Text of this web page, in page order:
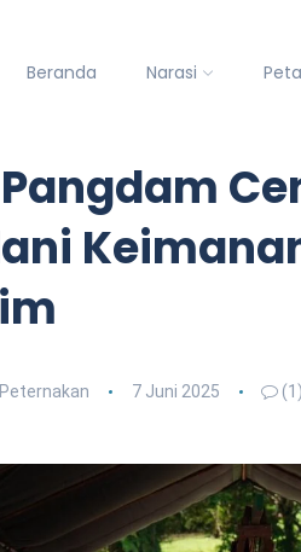
Beranda Narasi
7 Juni 2025 (1)